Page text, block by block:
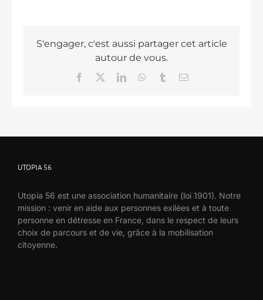
S'engager, c'est aussi partager cet article
autour de vous.
Facebook LinkedInWhatsAppTumblrEmail
UTOPIA 56
Utopia 56 est une association humanitaire (loi 1901). Notre
mission : venir en aide aux personnes exilées et à toute
personne en détresse en France, dans le respect de leurs
choix de parcours et de vie, grâce à la mobilisation
citoyenne.